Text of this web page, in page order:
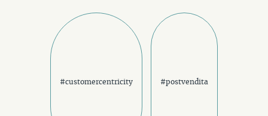
#customercentricity #postvendita